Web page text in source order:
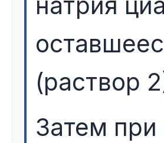
(раствор
Затем